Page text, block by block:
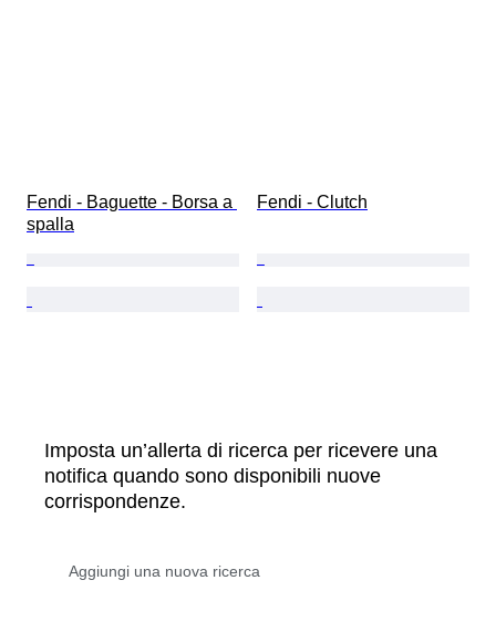
Fendi - Baguette - Borsa a
spalla
Fendi - Clutch
Imposta un’allerta di ricerca per ricevere una
notifica quando sono disponibili nuove
corrispondenze.